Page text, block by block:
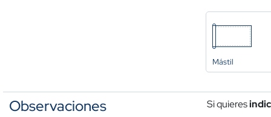
Mástil
Observaciones Si quieres